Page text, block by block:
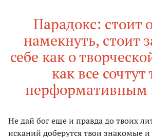
Парадокс: стоит
намекнуть, стоит
себе как о
как все сочтут
перформативным
Не дай бог еще и правда до твоих
исканий доберутся твои знакомые